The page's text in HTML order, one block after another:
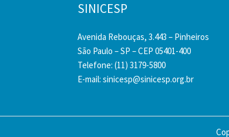
SINICESP
Avenida Rebouças, 3.443 – Pinheiros
São Paulo – SP – CEP 05401-400
Telefone: (11) 3179-5800
E-mail: sinicesp@sinicesp.org.br